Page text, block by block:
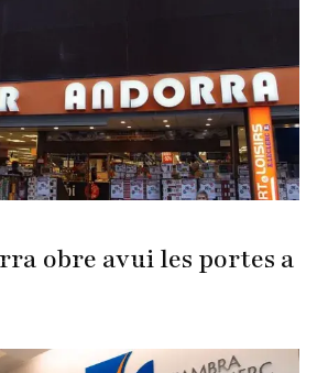
obre avui les portes a